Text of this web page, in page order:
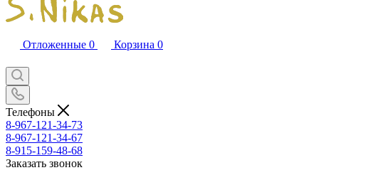
Отложенные 0 Корзина 0
Телефоны
8-967-121-34-73
8-967-121-34-67
8-915-159-48-68
Заказать звонок